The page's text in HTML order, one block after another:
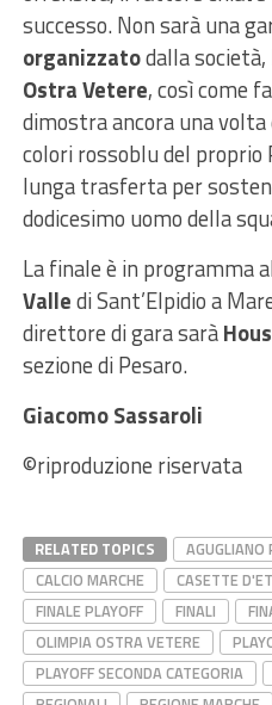
successo. Non sarà una
organizzatodalla
Ostra Vetere, così come
dimostra ancora una volta
colori rossoblu del
lunga trasferta per
dodicesimo uomo della
La finale è in programma
Valledi Sant’Elpidio a
direttore di gara sarà
sezione di Pesaro.
Giacomo Sassaroli
©riproduzione riservata
RELATED TOPICS AGUGLIANO
CALCIO MARCHE
CASETTE
FINALE PLAYOFF
FINALI
OLIMPIA OSTRA VETERE
PLAYOFF SECONDA CATEGORIA